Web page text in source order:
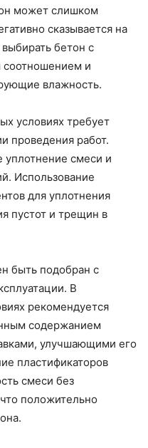
может слишком
сказывается на
бетон с
и
влажность.
условиях требует
проведения работ.
уплотнение смеси и
Использование
для уплотнения
пустот и трещин в
быть подобран с
В
рекомендуется
содержанием
улучшающими его
пластификаторов
смеси без
положительно